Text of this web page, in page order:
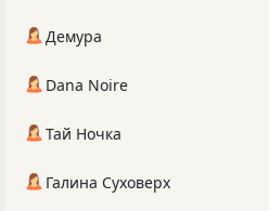
Демура
Dana Noire
Тай Ночка
Галина Суховерх